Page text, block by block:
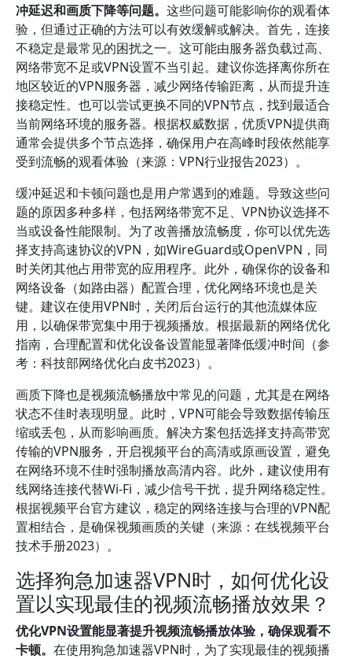
冲延迟和画质下降等问题。 这些问题可能影响你的观看体
验，但通过正确的方法可以有效缓解或解决。首先，连接
不稳定是最常见的困扰之一。这可能由服务器负载过高、
网络带宽不足或VPN设置不当引起。建议你选择离你所在
地区较近的VPN服务器，减少网络传输距离，从而提升连
接稳定性。也可以尝试更换不同的VPN节点，找到最适合
当前网络环境的服务器。根据权威数据，优质VPN提供商
通常会提供多个节点选择，确保用户在高峰时段依然能享
受到流畅的观看体验（来源：VPN行业报告2023）。
缓冲延迟和卡顿问题也是用户常遇到的难题。导致这些问
题的原因多种多样，包括网络带宽不足、VPN协议选择不
当或设备性能限制。为了改善播放流畅度，你可以优先选
择支持高速协议的VPN，如WireGuard或OpenVPN，同
时关闭其他占用带宽的应用程序。此外，确保你的设备和
网络设备（如路由器）配置合理，优化网络环境也是关
键。建议在使用VPN时，关闭后台运行的其他流媒体应
用，以确保带宽集中用于视频播放。根据最新的网络优化
指南，合理配置和优化设备设置能显著降低缓冲时间（参
考：科技部网络优化白皮书2023）。
画质下降也是视频流畅播放中常见的问题，尤其是在网络
状态不佳时表现明显。此时，VPN可能会导致数据传输压
缩或丢包，从而影响画质。解决方案包括选择支持高带宽
传输的VPN服务，开启视频平台的高清或原画设置，避免
在网络环境不佳时强制播放高清内容。此外，建议使用有
线网络连接代替Wi-Fi，减少信号干扰，提升网络稳定性。
根据视频平台官方建议，稳定的网络连接与合理的VPN配
置相结合，是确保视频画质的关键（来源：在线视频平台
技术手册2023）。
选择狗急加速器VPN时，如何优化设
置以实现最佳的视频流畅播放效果？
优化VPN设置能显著提升视频流畅播放体验，确保观看不
卡顿。 在使用狗急加速器VPN时，为了实现最佳的视频播